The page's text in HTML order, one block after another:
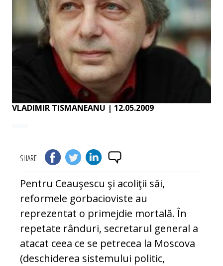
VLADIMIR TISMANEANU | 12.05.2009
SHARE
Pentru Ceauşescu şi acoliţii săi,
reformele gorbacioviste au
reprezentat o primejdie mortală. În
repetate rânduri, secretarul general a
atacat ceea ce se petrecea la Moscova
(deschiderea sistemului politic,